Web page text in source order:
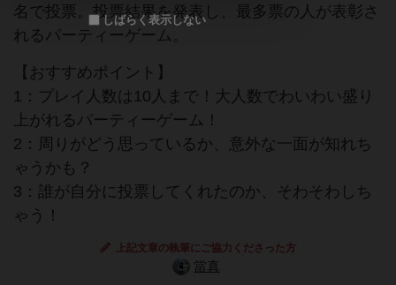
名で投票。投票結果を発表し、最多票の人が表彰さ
れるパーティーゲーム。
【おすすめポイント】
1：プレイ人数は10人まで！大人数でわいわい盛り
上がれるパーティーゲーム！
2：周りがどう思っているか、意外な一面が知れち
ゃうかも？
3：誰が自分に投票してくれたのか、そわそわしち
ゃう！
上記文章の執筆にご協力くださった方
當真
しばらく表示しない